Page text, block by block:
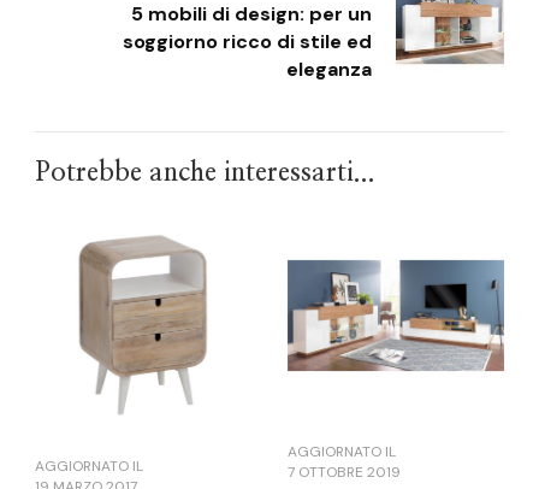
5 mobili di design: per un
soggiorno ricco di stile ed
eleganza
Potrebbe anche interessarti...
AGGIORNATO IL
AGGIORNATO IL
7 OTTOBRE 2019